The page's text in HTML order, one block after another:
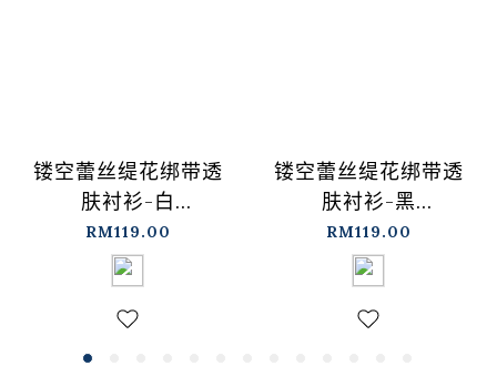
镂空蕾丝缇花绑带透
肤衬衫-白
【01025765】现+预
RM119.00
镂空蕾丝缇花绑带透
肤衬衫-黑
【01025766】现+预
RM119.00